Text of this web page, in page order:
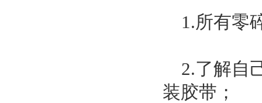
1.所有零
2.了解自
装胶带；